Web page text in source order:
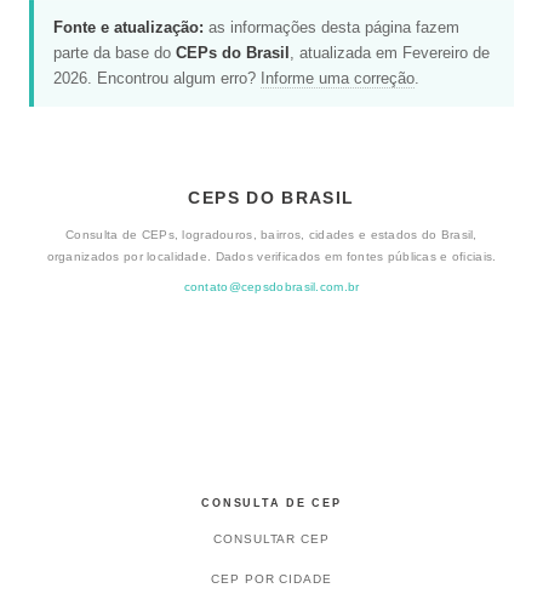
Fonte e atualização: as informações desta página fazem
parte da base do CEPs do Brasil , atualizada em Fevereiro de
2026. Encontrou algum erro? Informe uma correção.
CEPS DO BRASIL
Consulta de CEPs, logradouros, bairros, cidades e estados do Brasil,
organizados por localidade. Dados verificados em fontes públicas e oficiais.
contato@cepsdobrasil.com.br
CONSULTA DE CEP
CONSULTAR CEP
CEP POR CIDADE